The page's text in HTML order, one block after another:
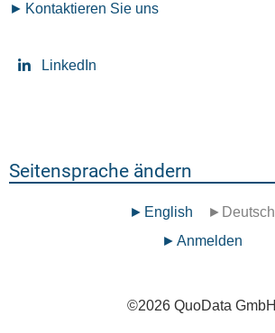
Kontaktieren Sie uns
LinkedIn
Seitensprache ändern
English Deutsch
Anmelden
©2026 QuoData GmbH